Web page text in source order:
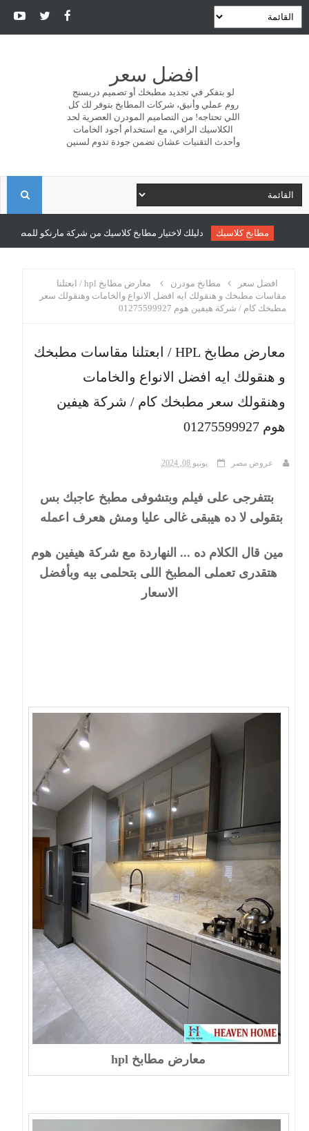
افضل سعر
لو بتفكر في تجديد مطبخك أو تصميم دريسنج
روم عملي وأنيق، شركات المطابخ بتوفر لك كل
اللي تحتاجه! من التصاميم المودرن العصرية لحد
الكلاسيك الراقي، مع استخدام أجود الخامات
وأحدث التقنيات عشان تضمن جودة تدوم لسنين
ا
مطابخ كلاسيك دليلك لاختيار مطابخ كلاسيك من شركة مارنكو للمطابخ
افضل سعر مطابخ مودرن
معارض مطابخ hpl / ابعتلنا
مقاسات مطبخك و هنقولك ايه افضل الانواع والخامات وهنقولك سعر
مطبخك كام / شركة هيفين هوم 01275599927
معارض مطابخ HPL / ابعتلنا مقاسات مطبخك
و هنقولك ايه افضل الانواع والخامات
وهنقولك سعر مطبخك كام / شركة هيفين
هوم 01275599927
عروض مصر يونيو 08, 2024
بتتفرجى على فيلم وبتشوفى مطبخ عاجبك بس
بتقولى لا ده هيبقى غالى عليا ومش هعرف اعمله
مين قال الكلام ده ... النهاردة مع شركة هيفين هوم
هتقدرى تعملى المطبخ اللى بتحلمى بيه وبأفضل
الاسعار
معارض مطابخ hpl